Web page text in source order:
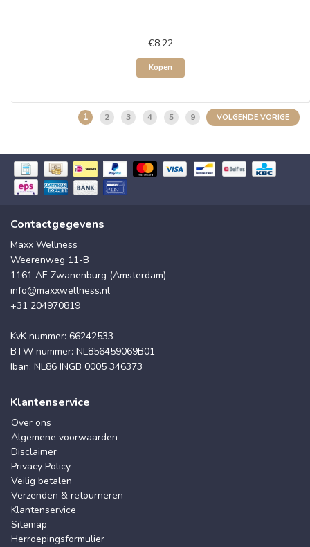
€8,22
Kopen
1 2 3 4 5 9 VOLGENDE VORIGE
Contactgegevens
Maxx Wellness
Weerenweg 11-B
1161 AE Zwanenburg (Amsterdam)
info@maxxwellness.nl
+31 204970819
KvK nummer: 66242533
BTW nummer: NL856459069B01
Iban: NL86 INGB 0005 346373
Klantenservice
Over ons
Algemene voorwaarden
Disclaimer
Privacy Policy
Veilig betalen
Verzenden & retourneren
Klantenservice
Sitemap
Herroepingsformulier